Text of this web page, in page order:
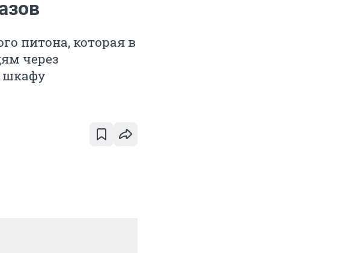
питона, которая в
через
шкафу